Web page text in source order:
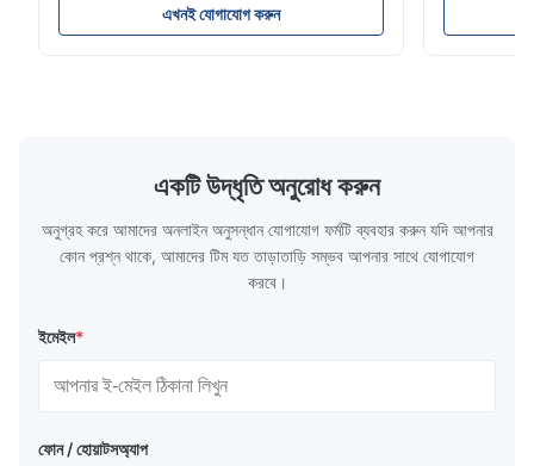
Technology specializes in manufacturing
high-precision chemically etched flow
distribution in production processes. Flow
Plate Features Complex, Burr
এখনই যোগাযোগ করুন
instant
একটি উদ্ধৃতি অনুরোধ করুন
অনুগ্রহ করে আমাদের অনলাইন অনুসন্ধান যোগাযোগ ফর্মটি ব্যবহার করুন যদি আপনার
কোন প্রশ্ন থাকে, আমাদের টিম যত তাড়াতাড়ি সম্ভব আপনার সাথে যোগাযোগ
করবে।
ইমেইল*
ফোন / হোয়াটসঅ্যাপ